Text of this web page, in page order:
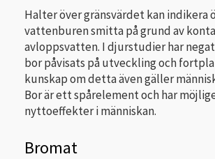
Halter över gränsvärdet kan indikera
vattenburen smitta på grund av
avloppsvatten. I djurstudier har
bor påvisats på utveckling och
kunskap om detta även gäller
Bor är ett spårelement och har
nyttoeffekter i människan.
Bromat